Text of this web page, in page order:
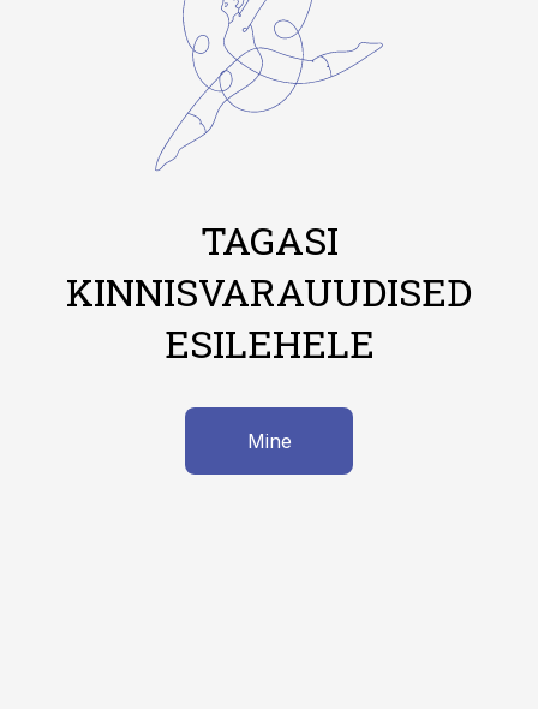
TAGASI
KINNISVARAUUDISED
ESILEHELE
Mine